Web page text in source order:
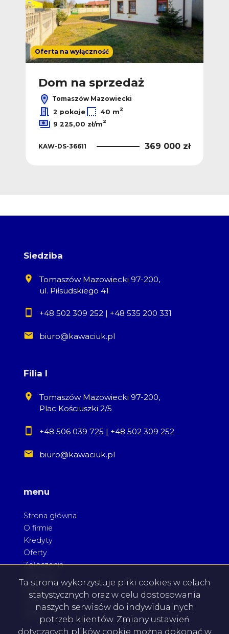
Oferta na wyłączność
Dom na sprzedaż
Tomaszów Mazowiecki
2 pokoje
40 m2
9 225,00 zł/m2
KAW-DS-36611 369 000 zł
Siedziba
Tomaszów Mazowiecki 97-200,
ul. Piłsudskiego 41
+48 502 309 252| +48 535 200 331
biuro@kawaciuk.pl
Filia I
Tomaszów Mazowiecki 97-200,
Plac Kościuszki 2/5
+48 506 039 725 | +48 502 309 252
biuro@kawaciuk.pl
menu
Strona główna
O firmie
Kredyty
Oferty
Zgłoszenia
Kontakt
Ta strona wykorzystuje pliki cookies w celach
statystycznych oraz w celu dostosowania
naszych serwisów do indywidualnych
potrzeb klientów. Zmiany ustawień
dotyczących plików cookie można dokonać w